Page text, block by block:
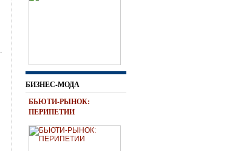
БИЗНЕС-МОДА
БЬЮТИ-РЫНОК:
ПЕРИПЕТИИ